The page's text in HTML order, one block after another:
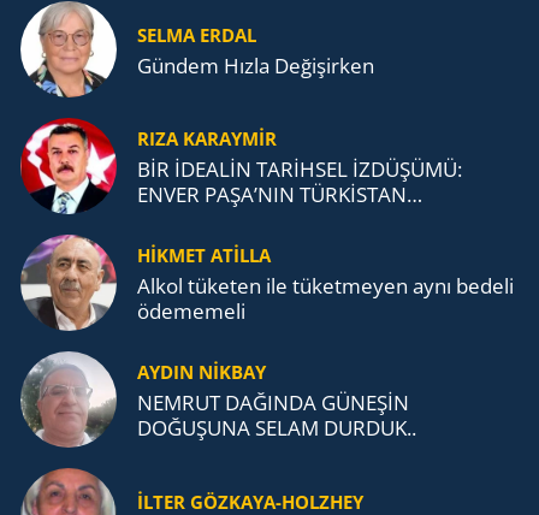
SELMA ERDAL
Gündem Hızla Değişirken
RIZA KARAYMIR
BİR İDEALİN TARİHSEL İZDÜŞÜMÜ:
ENVER PAŞA’NIN TÜRKİSTAN
TEŞKİLATI’NA UZANAN MİRASI
HİKMET ATİLLA
Alkol tü­ke­ten ile tü­ket­me­yen aynı be­de­li
öde­me­me­li
AYDIN NİKBAY
NEMRUT DAĞINDA GÜNEŞİN
DOĞUŞUNA SELAM DURDUK..
İLTER GÖZKAYA-HOLZHEY